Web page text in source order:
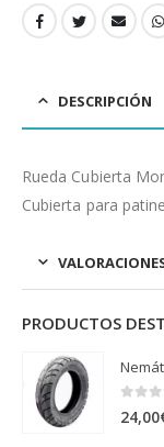
DESCRIPCIÓN
Rueda Cubierta
Cubierta para
PRODUCTOS
24,00